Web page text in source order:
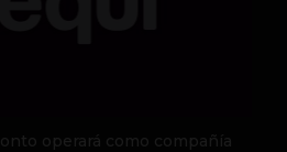
operará como compañía